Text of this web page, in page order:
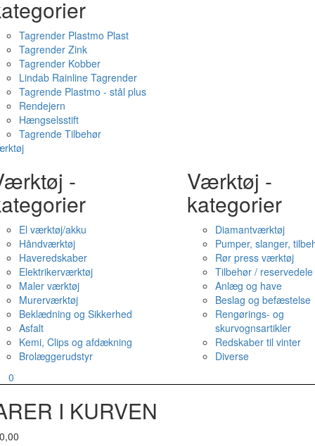
Tagrender Plastmo Plast
Tagrender Zink
Tagrender Kobber
Lindab Rainline Tagrender
Tagrende Plastmo - stål plus
Rendejern
Hængselsstift
Tagrende Tilbehør
-
El værktøj/akku
Håndværktøj
Haveredskaber
Elektrikerværktøj
Maler værktøj
Murerværktøj
Beklædning og Sikkerhed
Asfalt
Kemi, Clips og afdækning
Brolæggerudstyr
Værktøj -
kategorier
Diamantværktøj
Pumper, slanger,
Rør press værktøj
Tilbehør / reservedele
Anlæg og have
Beslag og befæstelse
Rengørings- og
skurvognsartikler
Redskaber til vinter
Diverse
0
I KURVEN
0,00